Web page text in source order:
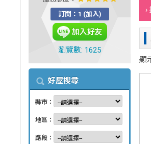
訂閱：1 (加入)
瀏覽數: 1625
好屋搜尋
縣市：
地區：
路段：
›
顯